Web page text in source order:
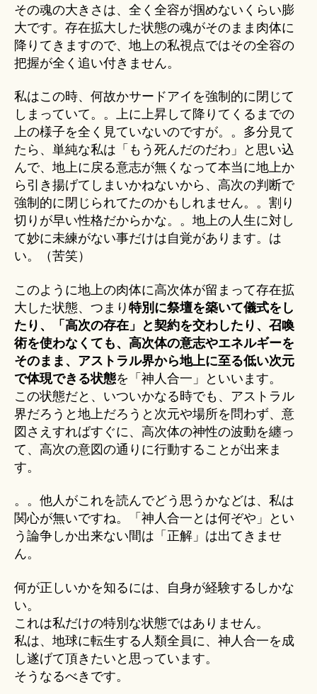
その魂の大きさは、全く全容が掴めないくらい膨
大です。存在拡大した状態の魂がそのまま肉体に
降りてきますので、地上の私視点ではその全容の
把握が全く追い付きません。
私はこの時、何故かサードアイを強制的に閉じて
しまっていて。。上に上昇して降りてくるまでの
上の様子を全く見ていないのですが。。多分見て
たら、単純な私は「もう死んだのだわ」と思い込
んで、地上に戻る意志が無くなって本当に地上か
ら引き揚げてしまいかねないから、高次の判断で
強制的に閉じられてたのかもしれません。。割り
切りが早い性格だからかな。。地上の人生に対し
て妙に未練がない事だけは自覚があります。は
い。（苦笑）
このように地上の肉体に高次体が留まって存在拡
大した状態、つまり 特別に祭壇を築いて儀式をし
たり、「高次の存在」と契約を交わしたり、召喚
術を使わなくても、高次体の意志やエネルギーを
そのまま、アストラル界から地上に至る低い次元
で体現できる状態を「神人合一」といいます。
この状態だと、いついかなる時でも、アストラル
界だろうと地上だろうと次元や場所を問わず、意
図さえすればすぐに、高次体の神性の波動を纏っ
て、高次の意図の通りに行動することが出来ま
す。
。。他人がこれを読んでどう思うかなどは、私は
関心が無いですね。「神人合一とは何ぞや」とい
う論争しか出来ない間は「正解」は出てきませ
ん。
何が正しいかを知るには、自身が経験するしかな
い。
これは私だけの特別な状態ではありません。
私は、地球に転生する人類全員に、神人合一を成
し遂げて頂きたいと思っています。
そうなるべきです。